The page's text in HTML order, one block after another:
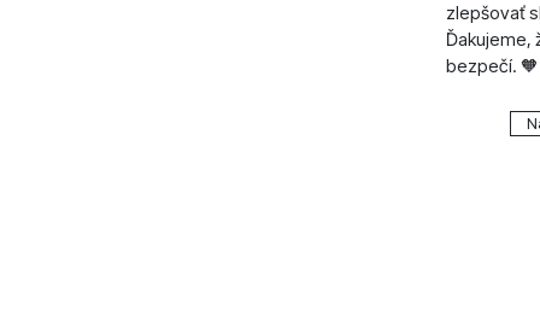
zlepšovať
Ďakujeme,
bezpečí. 🧡